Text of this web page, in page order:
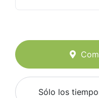
Sólo los